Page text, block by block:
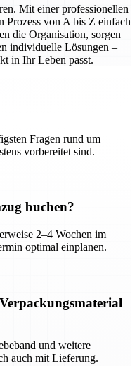
Mit einer professionellen
Prozess von A bis Z einfach
die Organisation, sorgen
individuelle Lösungen –
in Ihr Leben passt.
Fragen rund um
vorbereitet sind.
buchen?
2–4 Wochen im
optimal einplanen.
und weitere
auch mit Lieferung.